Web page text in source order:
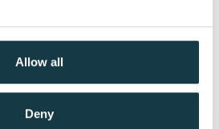
Allow all
Deny
Profetene i Evighetsfjorden